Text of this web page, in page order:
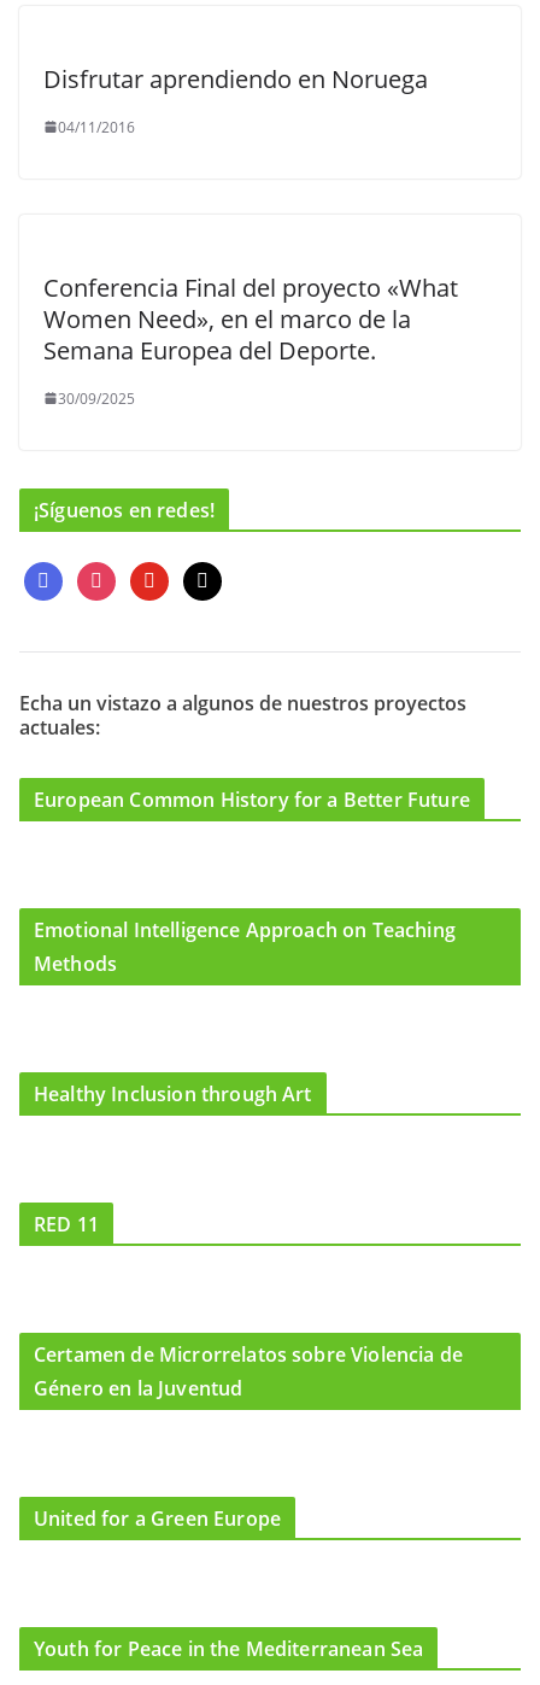
Disfrutar aprendiendo en Noruega
04/11/2016
Conferencia Final del proyecto «What
Women Need», en el marco de la
Semana Europea del Deporte.
30/09/2025
¡Síguenos en redes!
f
a
e
o
o
i
n
t
g
r
m
y
o
t
b
m
a
l
Echa un vistazo a algunos de nuestros proyectos
actuales:
European Common History for a Better Future
Emotional Intelligence Approach on Teaching
Methods
Healthy Inclusion through Art
RED 11
Certamen de Microrrelatos sobre Violencia de
Género en la Juventud
United for a Green Europe
Youth for Peace in the Mediterranean Sea